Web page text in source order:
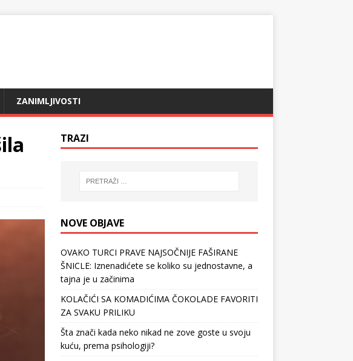
ZANIMLJIVOSTI
TRAZI
NOVE OBJAVE
OVAKO TURCI PRAVE NAJSOČNIJE FAŠIRANE
ŠNICLE: Iznenadićete se koliko su jednostavne, a
tajna je u začinima
KOLAČIĆI SA KOMADIĆIMA ČOKOLADE FAVORITI
ZA SVAKU PRILIKU
Šta znači kada neko nikad ne zove goste u svoju
kuću, prema psihologiji?